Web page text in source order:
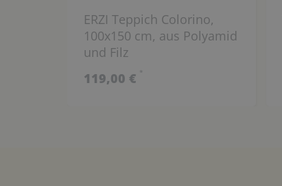
ERZI Teppich Colorino,
100x150 cm, aus Polyamid
und Filz
119,00 € *